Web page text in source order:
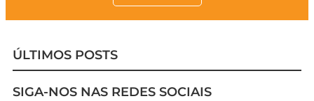
ÚLTIMOS POSTS
SIGA-NOS NAS REDES SOCIAIS